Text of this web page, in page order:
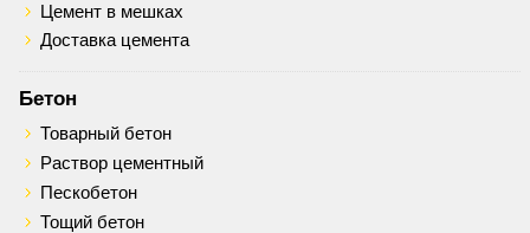
Цемент в мешках
Доставка цемента
Бетон
Товарный бетон
Раствор цементный
Пескобетон
Тощий бетон